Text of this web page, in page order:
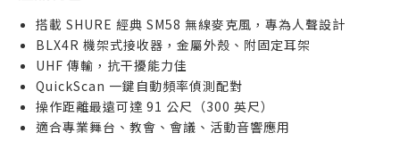
搭載 SHURE 經典 SM58 無線麥克風，專為人聲設計
BLX4R 機架式接收器，金屬外殼、附固定耳架
UHF 傳輸，抗干擾能力佳
QuickScan 一鍵自動頻率偵測配對
操作距離最遠可達 91 公尺（300 英尺）
適合專業舞台、教會、會議、活動音響應用